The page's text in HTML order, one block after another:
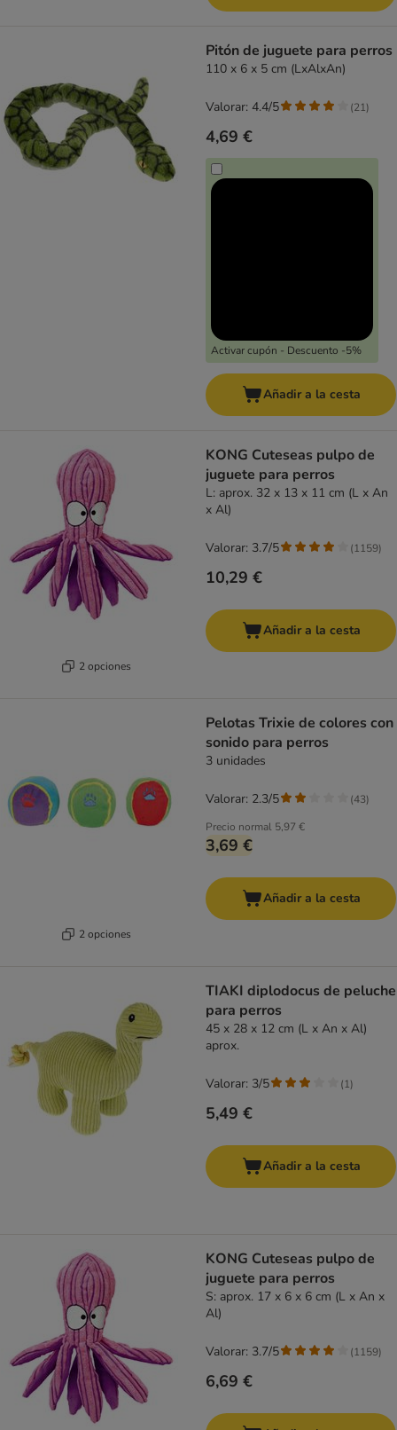
Pitón de juguete para perros
110 x 6 x 5 cm (LxAlxAn)
4,69 €
Activar cupón - Descuento -5%
Valorar: 4.4/5 (21)
Añadir a la cesta
2 opciones
KONG Cuteseas pulpo de
juguete para perros
L: aprox. 32 x 13 x 11 cm (L x An
x Al)
10,29 €
Valorar: 3.7/5 (1159)
Añadir a la cesta
2 opciones
Pelotas Trixie de colores con
sonido para perros
3 unidades
Precio normal 5,97 €
3,69 €
Valorar: 2.3/5 (43)
Añadir a la cesta
TIAKI diplodocus de peluche
para perros
45 x 28 x 12 cm (L x An x Al)
aprox.
5,49 €
Valorar: 3/5 (1)
Añadir a la cesta
KONG Cuteseas pulpo de
juguete para perros
S: aprox. 17 x 6 x 6 cm (L x An x
Al)
6,69 €
Valorar: 3.7/5 (1159)